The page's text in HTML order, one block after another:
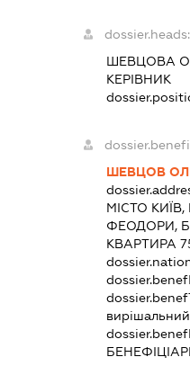
dossier.heads:
ШЕВЦОВА
КЕРІВНИК
ШЕВЦОВ
МІСТО
ФЕОДОРИ,
КВАРТИРА